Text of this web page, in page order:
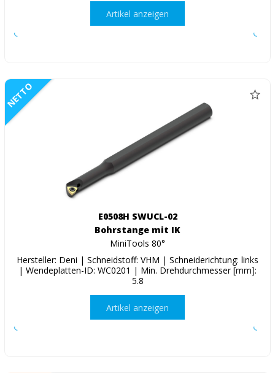
Artikel anzeigen
NETTO
E0508H SWUCL-02
Bohrstange mit IK
MiniTools 80°
Hersteller: Deni | Schneidstoff: VHM | Schneiderichtung: links
| Wendeplatten-ID: WC0201 | Min. Drehdurchmesser [mm]:
5.8
Artikel anzeigen